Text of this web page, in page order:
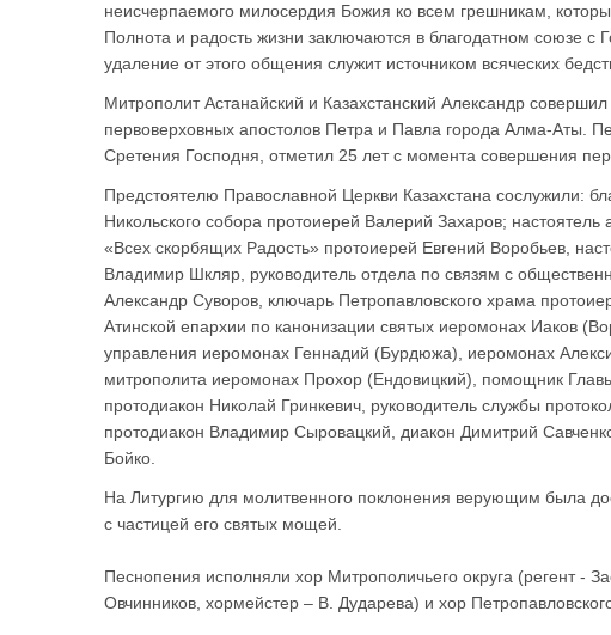
неисчерпаемого милосердия Божия ко всем грешникам,
Полнота и радость жизни заключаются в благодатном союзе
удаление от этого общения служит источником всяческих
Митрополит Астанайский и Казахстанский Александр
первоверховных апостолов Петра и Павла города Алма-Аты.
Сретения Господня, отметил 25 лет с момента совершения
Предстоятелю Православной Церкви Казахстана сослужили:
Никольского собора протоиерей Валерий Захаров;
«Всех скорбящих Радость» протоиерей Евгений Воробьев,
Владимир Шкляр, руководитель отдела по связям с
Александр Суворов, ключарь Петропавловского храма
Атинской епархии по канонизации святых иеромонах Иаков
управления иеромонах Геннадий (Бурдюжа), иеромонах
митрополита иеромонах Прохор (Ендовицкий), помощник
протодиакон Николай Гринкевич, руководитель службы
протодиакон Владимир Сыровацкий, диакон Димитрий
Бойко.
На Литургию для молитвенного поклонения верующим была
с частицей его святых мощей.
Песнопения исполняли хор Митрополичьего округа (регент -
Овчинников, хормейстер – В. Дударева) и хор